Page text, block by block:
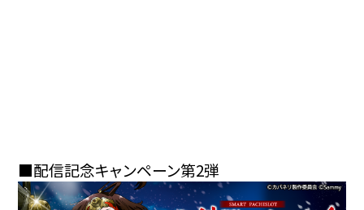
■配信記念キャンペーン第2弾